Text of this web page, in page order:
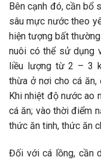
Bên cạnh đó, cần bổ
sâu mực nước theo
hiện tượng bất
nuôi có thể sử dụng
liều lượng từ 2 – 3
thừa ở nơi cho cá ăn,
Khi nhiệt độ nước ao
cá ăn; vào thời điểm
thức ăn tinh, thức ăn
Đối với cá lồng, cần